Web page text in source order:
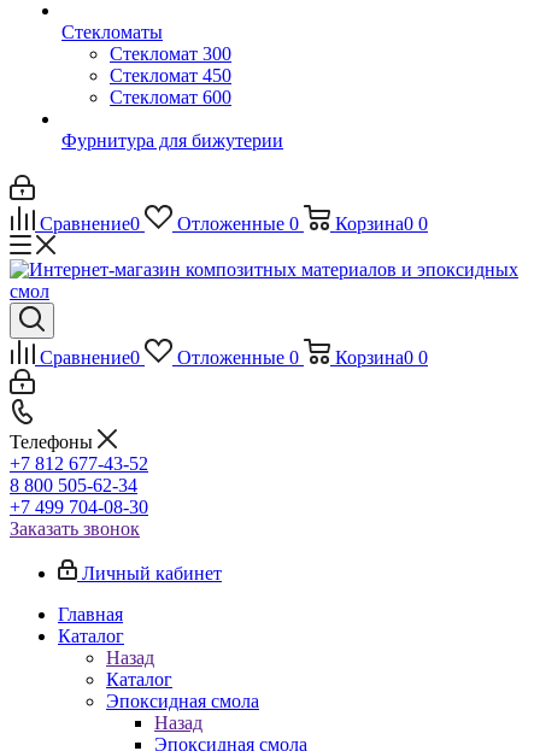
Стекломаты
Стекломат 300
Стекломат 450
Стекломат 600
Фурнитура для бижутерии
Сравнение0 Отложенные 0 Корзина0 0
Сравнение0 Отложенные 0 Корзина0 0
Телефоны
+7 812 677-43-52
8 800 505-62-34
+7 499 704-08-30
Заказать звонок
Личный кабинет
Главная
Каталог
Назад
Каталог
Эпоксидная смола
Назад
Эпоксидная смола